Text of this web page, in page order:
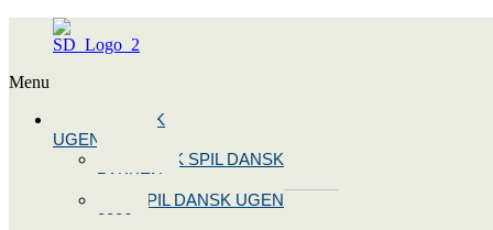
Menu
SPIL DANSK
UGEN 2026
BOOK SPIL DANSK
PAKKEN
SPIL DANSK UGEN
2026